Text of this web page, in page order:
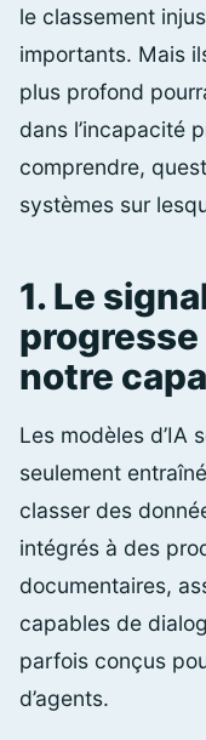
le classement
importants. Mais
plus profond
dans l’incapacité
comprendre,
systèmes sur
1. Le
notre
Les modèles d’IA
seulement
classer des
intégrés à des
documentaires,
capables de
parfois conçus
d’agents.